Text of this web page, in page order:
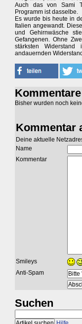
Auch das von Sami
Programm ist dasselbe.
Es wurde bis heute in
Italien angewandt.
und Gehirnwäsche
Gefangenen. Ohne
stärksten
andauernden
Kommentare
Bisher wurden noch
Kommentar
Deine aktuelle
Name
Kommentar
Smileys
Anti-Spam
Suchen